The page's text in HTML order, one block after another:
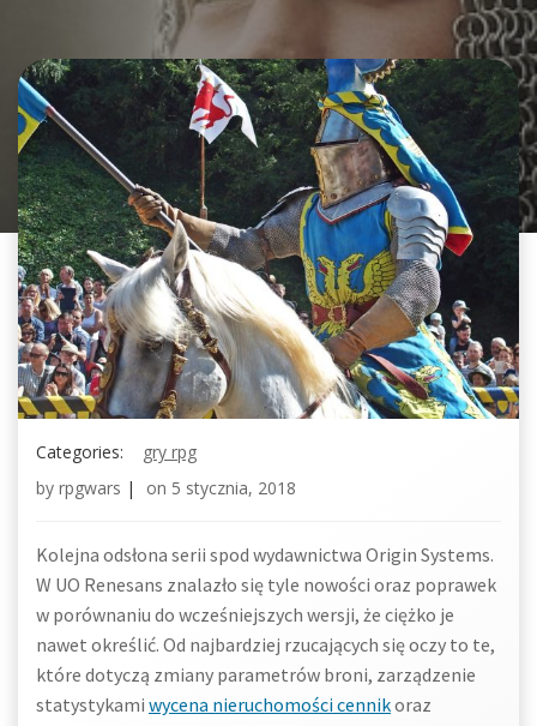
Categories:
gry rpg
by rpgwars | on 5 stycznia, 2018
Kolejna odsłona serii spod wydawnictwa Origin Systems.
W UO Renesans znalazło się tyle nowości oraz poprawek
w porównaniu do wcześniejszych wersji, że ciężko je
nawet określić. Od najbardziej rzucających się oczy to te,
które dotyczą zmiany parametrów broni, zarządzenie
statystykami wycena nieruchomości cennikoraz